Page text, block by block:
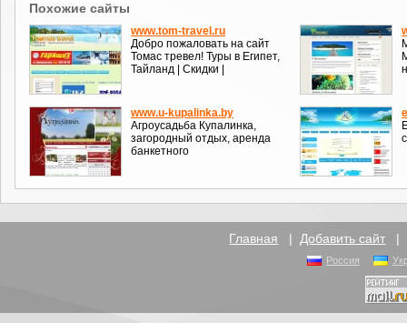
Похожие сайты
www.tom-travel.ru
Добро пожаловать на сайт
Томас тревел! Туры в Египет,
Тайланд | Скидки |
www.u-kupalinka.by
Агроусадьба Купалинка,
загородный отдых, аренда
банкетного
Главная | Добавить сайт |
Россия